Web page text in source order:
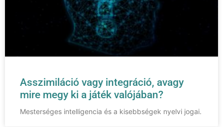
Asszimiláció vagy integráció, avagy
mire megy ki a játék valójában?
Mesterséges intelligencia és a kisebbségek nyelvi jogai.